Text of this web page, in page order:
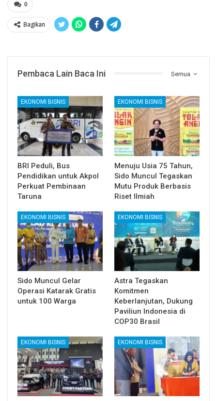
0
Bagikan
Semua
Pembaca Lain Baca Ini
EKONOMI BISNIS
BRI Peduli, Bus
Pendidikan untuk Akpol
Perkuat Pembinaan
Taruna
EKONOMI BISNIS
Menuju Usia 75 Tahun,
Sido Muncul Tegaskan
Mutu Produk Berbasis
Riset Ilmiah
EKONOMI BISNIS
Sido Muncul Gelar
Operasi Katarak Gratis
untuk 100 Warga
EKONOMI BISNIS
Astra Tegaskan
Komitmen
Keberlanjutan, Dukung
Paviliun Indonesia di
COP30 Brasil
EKONOMI BISNIS EKONOMI BISNIS